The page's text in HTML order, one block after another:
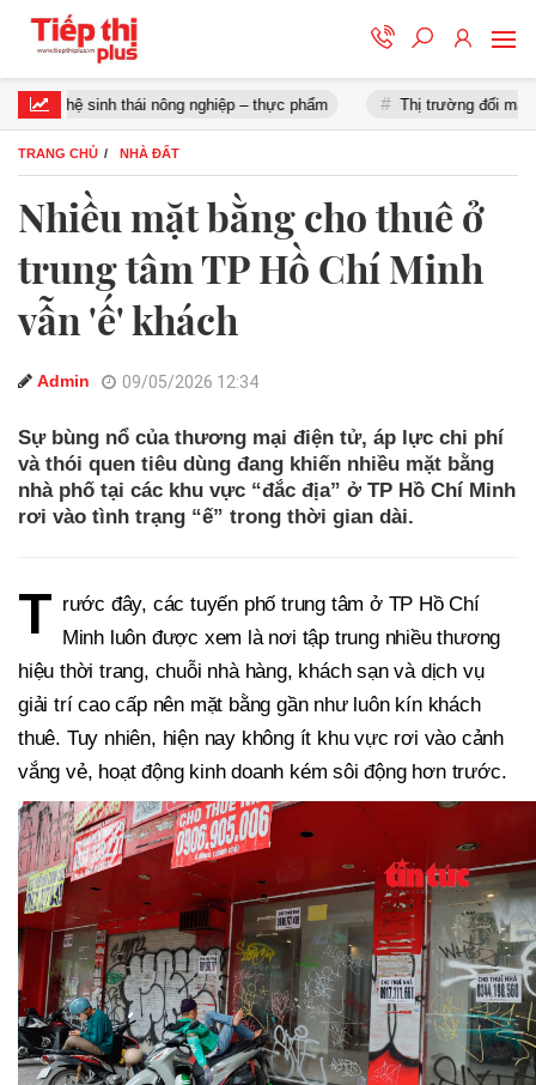
thái nông nghiệp – thực phẩm Thị trường đối mặt áp lực chốt
TRANG CHỦ NHÀ ĐẤT
Nhiều mặt bằng cho thuê ở
trung tâm TP Hồ Chí Minh
vẫn 'ế' khách
Admin 09/05/2026 12:34
Sự bùng nổ của thương mại điện tử, áp lực chi phí
và thói quen tiêu dùng đang khiến nhiều mặt bằng
nhà phố tại các khu vực “đắc địa” ở TP Hồ Chí Minh
rơi vào tình trạng “ế” trong thời gian dài.
T rước đây, các tuyến phố trung tâm ở TP Hồ Chí
Minh luôn được xem là nơi tập trung nhiều thương
hiệu thời trang, chuỗi nhà hàng, khách sạn và dịch vụ
giải trí cao cấp nên mặt bằng gần như luôn kín khách
thuê. Tuy nhiên, hiện nay không ít khu vực rơi vào cảnh
vắng vẻ, hoạt động kinh doanh kém sôi động hơn trước.